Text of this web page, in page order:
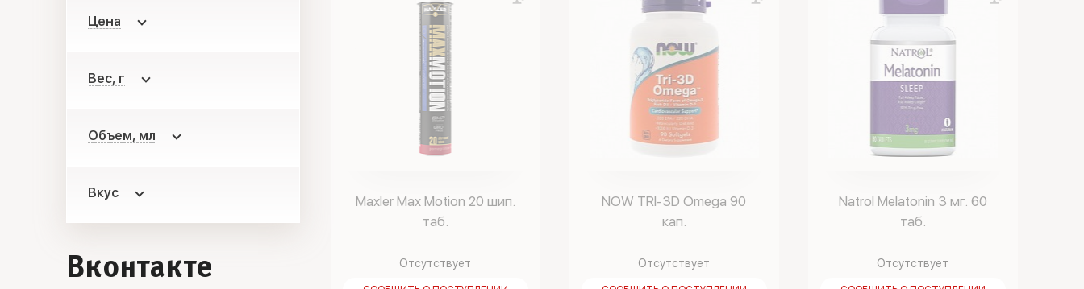
Цена
Вес, г
Объем, мл
Вкус
Вконтакте
Maxler Max Motion 20 шип.
таб.
Отсутствует
NOW TRI-3D Omega 90
кап.
Отсутствует
Natrol Melatonin 3 мг. 60
таб.
Отсутствует